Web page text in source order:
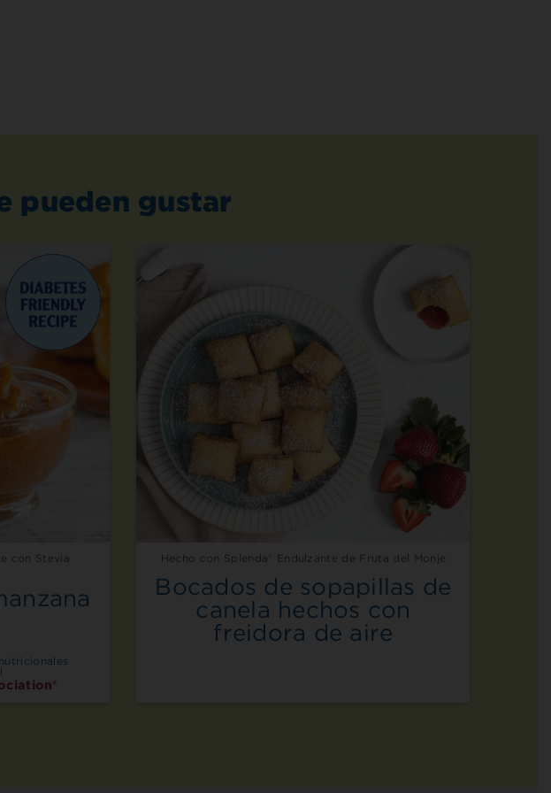
pueden gustar
con Stevia Hecho con Splenda® Endulzante de Fruta del Monje
Bocados de sopapillas de
canela hechos con
freidora de aire